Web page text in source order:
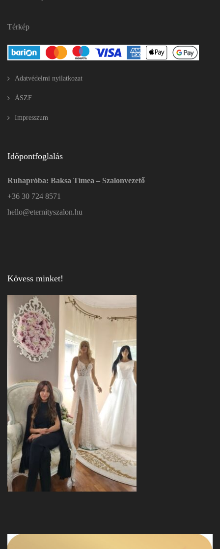
Térkép
Adatvédelmi nyilatkozat
ÁSZF
Impresszum
Időpontfoglalás
Ruhapróba: Baksa Tímea – Szalonvezető
+36 30 724 8571
hello@eternityszalon.hu
Kövess minket!